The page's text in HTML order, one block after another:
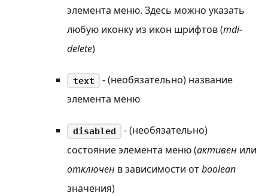
элемента меню. Здесь можно указать
любую иконку из икон шрифтов (mdi-
delete)
text
- (необязательно) название
элемента меню
disabled
- (необязательно)
состояние элемента меню (активен или
отключен в зависимости отboolean
значения)